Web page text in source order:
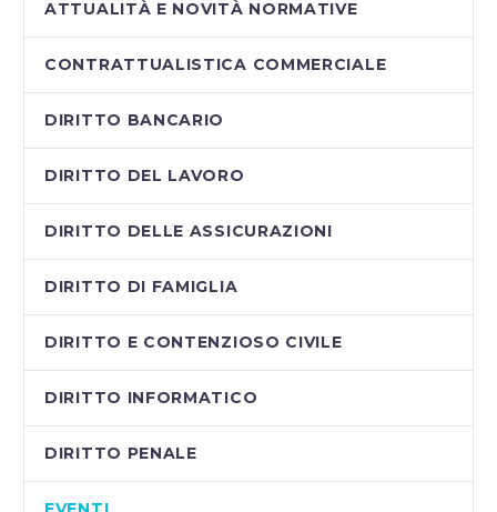
ATTUALITÀ E NOVITÀ NORMATIVE
CONTRATTUALISTICA COMMERCIALE
DIRITTO BANCARIO
DIRITTO DEL LAVORO
DIRITTO DELLE ASSICURAZIONI
DIRITTO DI FAMIGLIA
DIRITTO E CONTENZIOSO CIVILE
DIRITTO INFORMATICO
DIRITTO PENALE